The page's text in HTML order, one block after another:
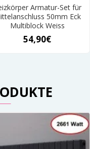
Armatur-Set für
50mm Eck
Multiblock Weiss
54,90€